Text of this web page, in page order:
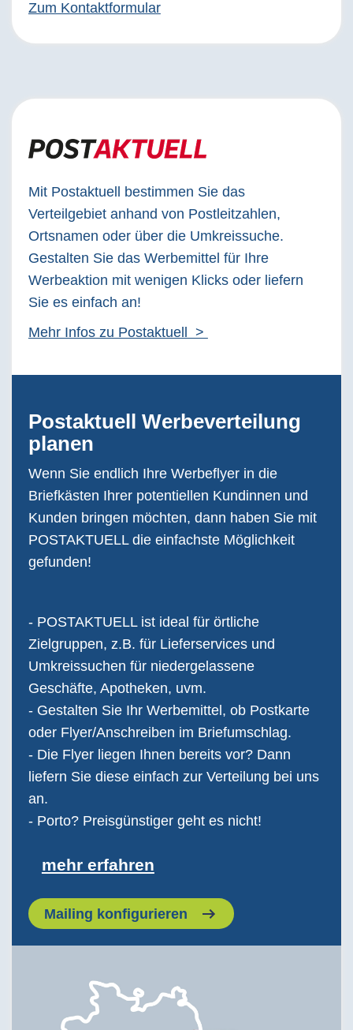
Zum Kontaktformular
Mit Postaktuell bestimmen Sie das
Verteilgebiet anhand von Postleitzahlen,
Ortsnamen oder über die Umkreissuche.
Gestalten Sie das Werbemittel für Ihre
Werbeaktion mit wenigen Klicks oder liefern
Sie es einfach an!
Mehr Infos zu Postaktuell >
Postaktuell Werbeverteilung
planen
Wenn Sie endlich Ihre Werbeflyer in die
Briefkästen Ihrer potentiellen Kundinnen und
Kunden bringen möchten, dann haben Sie mit
POSTAKTUELL die einfachste Möglichkeit
gefunden!
- POSTAKTUELL ist ideal für örtliche
Zielgruppen, z.B. für Lieferservices und
Umkreissuchen für niedergelassene
Geschäfte, Apotheken, uvm.
- Gestalten Sie Ihr Werbemittel, ob Postkarte
oder Flyer/Anschreiben im Briefumschlag.
- Die Flyer liegen Ihnen bereits vor? Dann
liefern Sie diese einfach zur Verteilung bei uns
an.
- Porto? Preisgünstiger geht es nicht!
mehr erfahren
Mailing konfigurieren